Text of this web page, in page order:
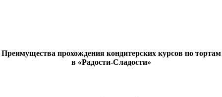
Преимущества прохождения кондитерских курсов по тортам
в «Радости-Сладости»